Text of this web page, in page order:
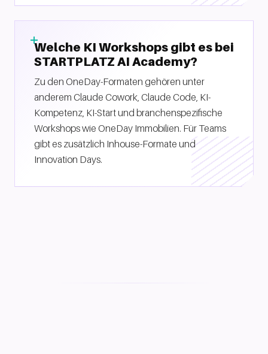
Welche KI Workshops gibt es bei
STARTPLATZ AI Academy?
Zu den OneDay-Formaten gehören unter
anderem Claude Cowork, Claude Code, KI-
Kompetenz, KI-Start und branchenspezifische
Workshops wie OneDay Immobilien. Für Teams
gibt es zusätzlich Inhouse-Formate und
Innovation Days.